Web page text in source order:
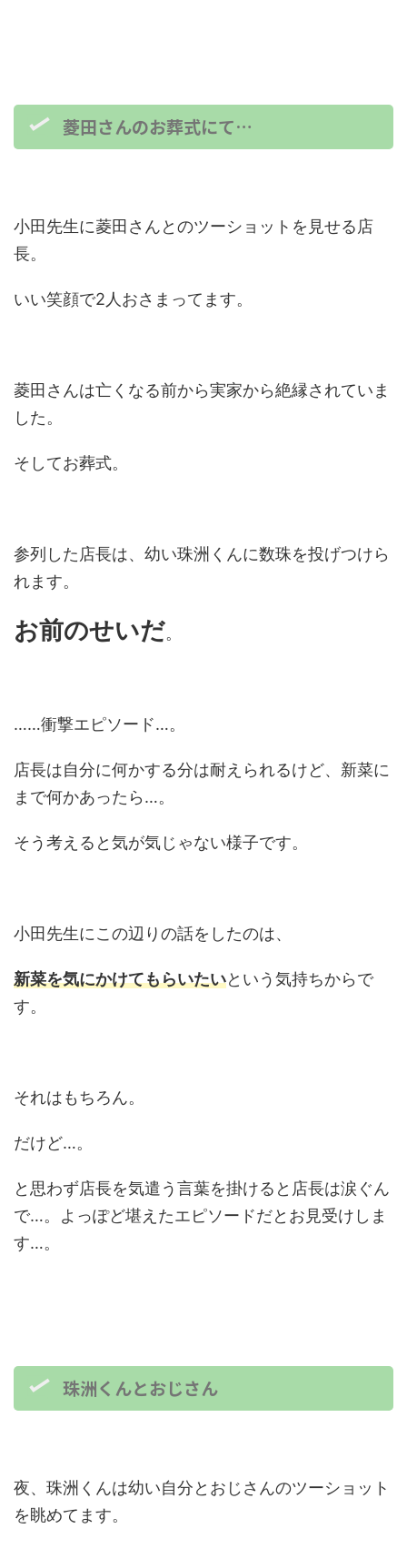
菱田さんのお葬式にて…
小田先生に菱田さんとのツーショットを見せる店
長。
いい笑顔で2人おさまってます。
菱田さんは亡くなる前から実家から絶縁されていま
した。
そしてお葬式。
参列した店長は、幼い珠洲くんに数珠を投げつけら
れます。
お前のせいだ。
……衝撃エピソード…。
店長は自分に何かする分は耐えられるけど、新菜に
まで何かあったら…。
そう考えると気が気じゃない様子です。
小田先生にこの辺りの話をしたのは、
新菜を気にかけてもらいたいという気持ちからで
す。
それはもちろん。
だけど…。
と思わず店長を気遣う言葉を掛けると店長は涙ぐん
で…。よっぽど堪えたエピソードだとお見受けしま
す…。
珠洲くんとおじさん
夜、珠洲くんは幼い自分とおじさんのツーショット
を眺めてます。